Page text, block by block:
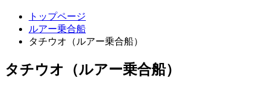
トップページ
ルアー乗合船
タチウオ（ルアー乗合船）
タチウオ（ルアー乗合船）